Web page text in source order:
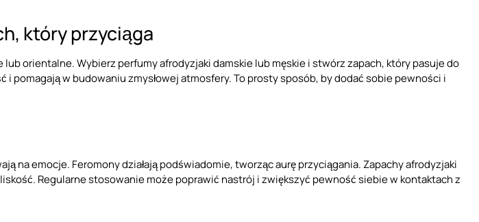
który przyciąga
lub orientalne. Wybierz perfumy afrodyzjaki damskie lub męskie i stwórz zapach, który pasuje do
pomagają w budowaniu zmysłowej atmosfery. To prosty sposób, by dodać sobie pewności i
na emocje. Feromony działają podświadomie, tworząc aurę przyciągania. Zapachy afrodyzjaki
Regularne stosowanie może poprawić nastrój i zwiększyć pewność siebie w kontaktach z